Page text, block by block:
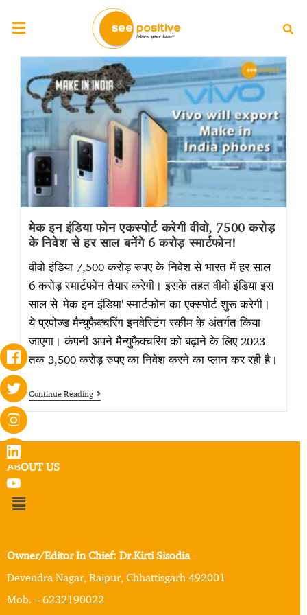
मेक इन इंडिया फोन एकस्पोर्ट करेगी वीवो, 7500 करोड़
के निवेश से हर साल बनेंगे 6 करोड़ स्मार्टफोन!
वीवो इंडिया 7,500 करोड़ रुपए के निवेश से भारत में हर साल
6 करोड़ स्मार्टफोन तैयार करेगी। इसके तहत वीवो इंडिया इस
साल से 'मेक इन इंडिया' स्मार्टफोन का एक्सपोर्ट शुरू करेगी।
ये प्रपोज्ड मैन्युफैक्चरिंग इनवेस्टिंग स्कीम के अंतर्गत किया
जाएगा। कंपनी अपने मैन्युफैक्चरिंग को बढ़ाने के लिए 2023
तक 3,500 करोड़ रुपए का निवेश करने का प्लान कर रही है।
Continue Reading
ABOUT US
Owner/Editor In Chief: Dr.Kirti Sisodia
Devendra Nagar, Raipur, Chhattisgarh 492001
Mob. – 6232190022